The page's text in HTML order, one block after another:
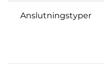
Anslutningstyper